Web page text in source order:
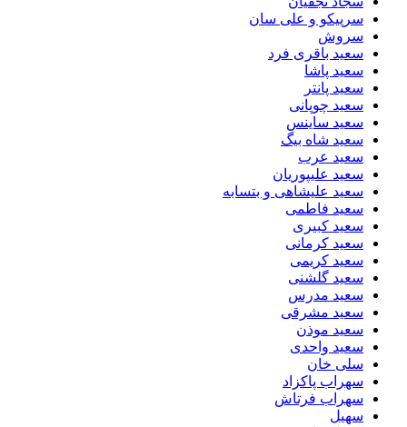
سرپیکو و علی سان
سروش
سعید باقری فرد
سعید پاشا
سعید پانتر
سعید چوپانی
سعید ساینس
سعید شاه بیگ
سعید عرب
سعید علیپوریان
سعید علیشاهی و بتسابه
سعید فاطمی
سعید کبیری
سعید کرمانی
سعید کریمی
سعید گلشنی
سعید مدرس
سعید مشرقی
سعید موذن
سعید واحدی
سلی خان
سهراب پاکزاد
سهراب فرتاش
سهیل